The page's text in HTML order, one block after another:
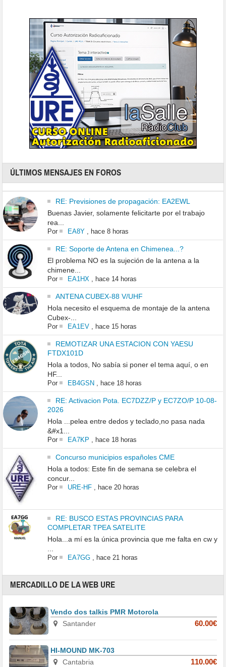
ÚLTIMOS MENSAJES EN FOROS
RE: Previsiones de propagación: EA2EWL
Buenas Javier, solamente felicitarte por el trabajo
rea...
Por EA8Y, hace 8 horas
RE: Soporte de Antena en Chimenea...?
El problema NO es la sujeción de la antena a la
chimene...
Por EA1HX, hace 14 horas
ANTENA CUBEX-88 V/UHF
Hola necesito el esquema de montaje de la antena
Cubex-...
Por EA1EV, hace 15 horas
REMOTIZAR UNA ESTACION CON YAESU
FTDX101D
Hola a todos, No sabía si poner el tema aquí, o en
HF...
Por EB4GSN , hace 18 horas
RE: Activacion Pota. EC7DZZ/P y EC7ZO/P 10-08-
2026
Hola ...pelea entre dedos y teclado,no pasa nada
&#x1...
Por EA7KP , hace 18 horas
Concurso municipios españoles CME
Hola a todos: Este fin de semana se celebra el
concur...
Por URE-HF, hace 20 horas
RE: BUSCO ESTAS PROVINCIAS PARA
COMPLETAR TPEA SATELITE
Hola...a mí es la única provincia que me falta en cw y
...
Por EA7GG, hace 21 horas
MERCADILLO DE LA WEB URE
Vendo dos talkis PMR Motorola
Santander
60.00€
HI-MOUND MK-703
Cantabria
110.00€